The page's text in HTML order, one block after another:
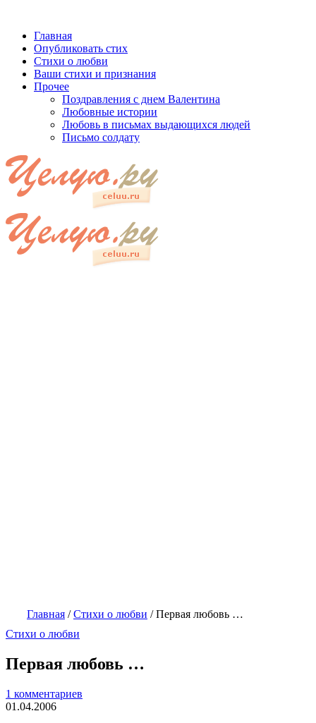
Главная
Опубликовать стих
Стихи о любви
Ваши стихи и признания
Прочее
Поздравления с днем Валентина
Любовные истории
Любовь в письмах выдающихся людей
Письмо солдату
Главная /Стихи о любви /Первая любовь …
Стихи о любви
Первая любовь …
1 комментариев
01.04.2006